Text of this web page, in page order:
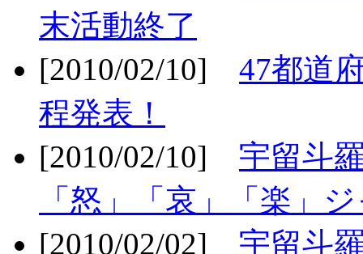
末活動終了
[2010/02/10] 47都道
程発表！
[2010/02/10] 宇留斗
「怒」「哀」「楽」
[2010/02/02] 宇留斗